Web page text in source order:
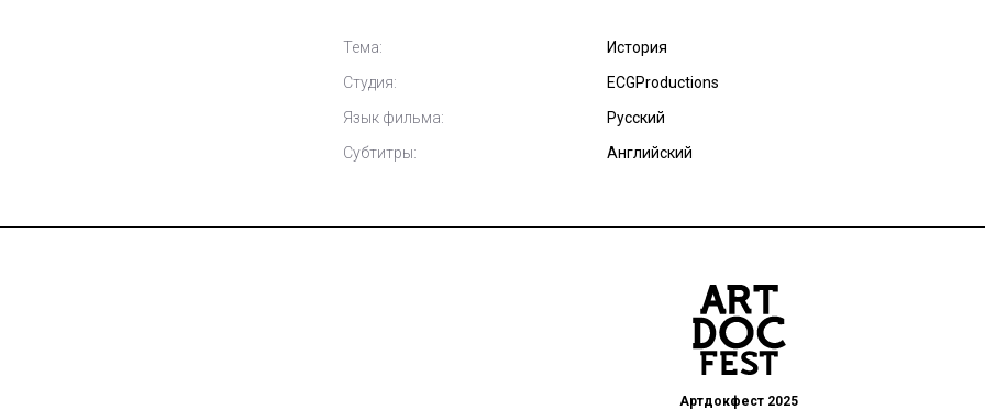
Тема:
История
Студия:
ECGProductions
Язык фильма:
Русский
Субтитры:
Английский
Артдокфест 2025